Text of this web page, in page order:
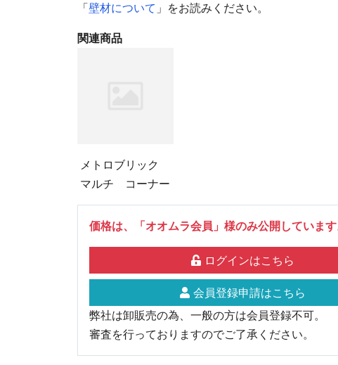
「壁材について 」をお読みください。
関連商品
メトロブリック
マルチ コーナー
価格は、「オオムラ会員」様のみ公開しています
ログインはこちら
会員登録申請はこちら
弊社は卸販売の為、一般の方は会員登録不可。
審査を行っておりますのでご了承ください。